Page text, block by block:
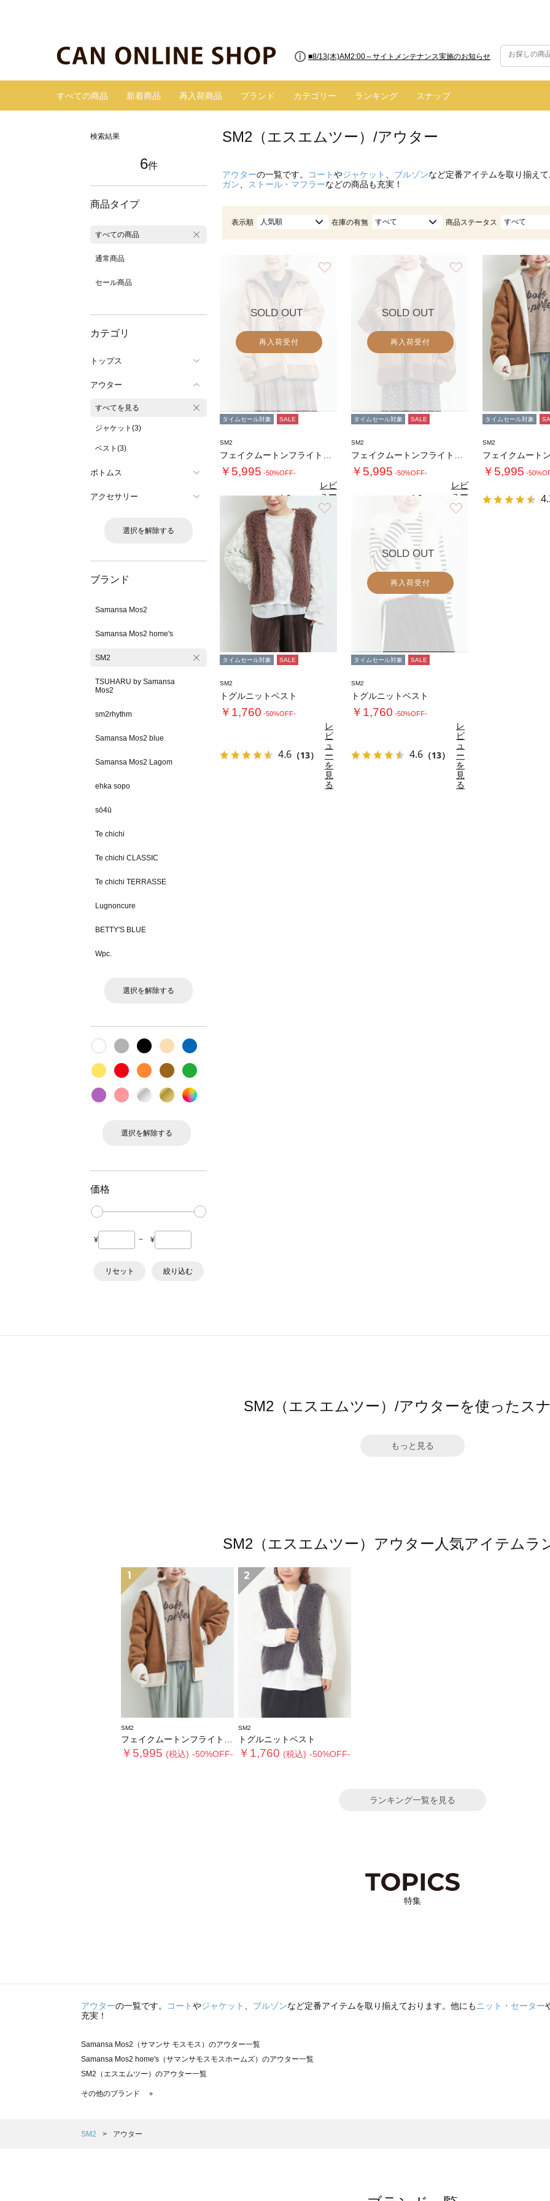
■8/13(木)AM2:00～サイトメンテナンス実施のお知らせ
■【お知らせ】ヤマト運輸の配送遅延・停止について
すべての商品 新着商品 再入荷商品 ブランド カテゴリー ランキング スナップ
検索結果
6件
商品タイプ
すべての商品
通常商品
セール商品
カテゴリ
トップス
アウター
すべてを見る
ジャケット(3)
ベスト(3)
ボトムス
アクセサリー
選択を解除する
ブランド
Samansa Mos2
Samansa Mos2 home's
SM2
TSUHARU by Samansa
Mos2
sm2rhythm
Samansa Mos2 blue
Samansa Mos2 Lagom
ehka sopo
sō4ū
Te chichi
Te chichi CLASSIC
Te chichi TERRASSE
Lugnoncure
BETTY'S BLUE
Wpc.
選択を解除する
選択を解除する
価格
¥ ~ ¥
リセット 絞り込む
SM2（エスエムツー）/アウター
アウターの一覧です。 コートやジャケット ブルゾンなど定番アイテムを取り揃え
ガン
ストール・マフラーなどの商品も充実！
表示順 人気順 在庫の有無 すべて 商品ステータス すべて
SOLD OUT
再入荷受付
タイムセール対象 SALE
SM2
￥5,995 -50%OFF-
4.3（8）
レビ
ュー
を見
る
SOLD OUT
再入荷受付
タイムセール対象 SALE
SM2
￥5,995 -50%OFF-
4.3
レビ
ュー
を見
る
タイムセール対象
SM2
￥5,995 -
タイムセール対象 SALE
SM2
トグルニットベスト
￥1,760 -50%OFF-
4.6 （13）
レ
ビ
ュ
ー
を
見
る
お気に入り
SOLD OUT
再入荷受付
タイムセール対象 SALE
SM2
トグルニットベスト
￥1,760 -50%OFF-
4.6 （13）
レ
ビ
ュ
ー
を
見
る
SM2（エスエムツー）/アウターを使ったス
もっと見る
SM2（エスエムツー）アウター人気アイテムラ
1
SM2
フェイクムートンフライトジャケット
￥5,995 (税込) -50%OFF-
2
SM2
トグルニットベスト
￥1,760 (税込) -50%OFF-
ランキング一覧を見る
特集
アウターの一覧です。 コートやジャケット 、 ブルゾンなど定番アイテムを取り揃えております。他にもニット・セーター
充実！
Samansa Mos2（サマンサ モスモス）のアウター一覧
Samansa Mos2 home's（サマンサモスモスホームズ）のアウター一覧
SM2（エスエムツー）のアウター一覧
TSUHARU by Samansa Mos2（ツハルバイサマンサモスモス）のアウター一覧
Samansa Mos2 Lagom（サマンサモスモス ラーゴム）のアウター一覧
その他のブランド ＋
SM2 アウター